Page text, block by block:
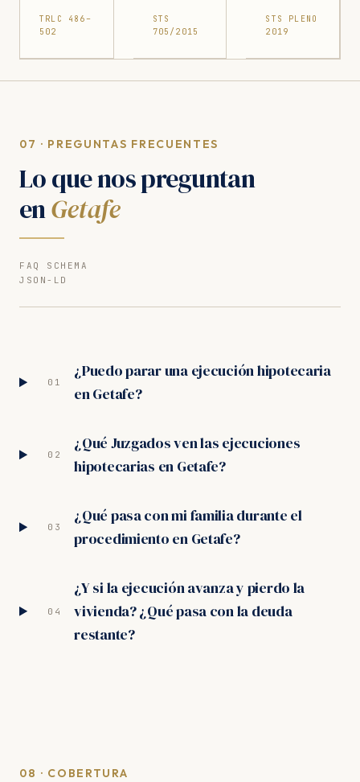
TRLC 486–
502
STS
705/2015
STS PLENO
2019
07 · PREGUNTAS FRECUENTES
Lo que nos preguntan
enGetafe
FAQ SCHEMA
JSON-LD
01
¿Puedo parar una ejecución hipotecaria
en Getafe?
02
¿Qué Juzgados ven las ejecuciones
hipotecarias en Getafe?
03
¿Qué pasa con mi familia durante el
procedimiento en Getafe?
04
¿Y si la ejecución avanza y pierdo la
vivienda? ¿Qué pasa con la deuda
restante?
08 · COBERTURA